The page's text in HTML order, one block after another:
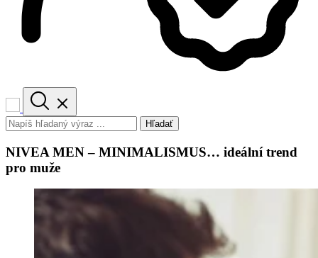
Hľadať
NIVEA MEN – MINIMALISMUS… ideální trend
pro muže